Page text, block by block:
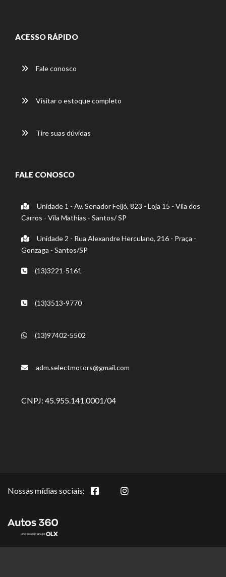
ACESSO RÁPIDO
Fale conosco
Visitar o estoque completo
Tire suas dúvidas
FALE CONOSCO
Unidade 1 - Av. Senador Feijó, 823 - Loja 15 - Vila dos
Carros - Vila Mathias - Santos/ SP
Unidade 2 - Rua Alexandre Herculano, 216 - Praça -
Gonzaga - Santos/SP
(13)3221-5161
(13)3513-9770
(13)97402-5502
adm.selectmotors@gmail.com
CNPJ: 45.955.141.0001/04
Nossas mídias sociais: